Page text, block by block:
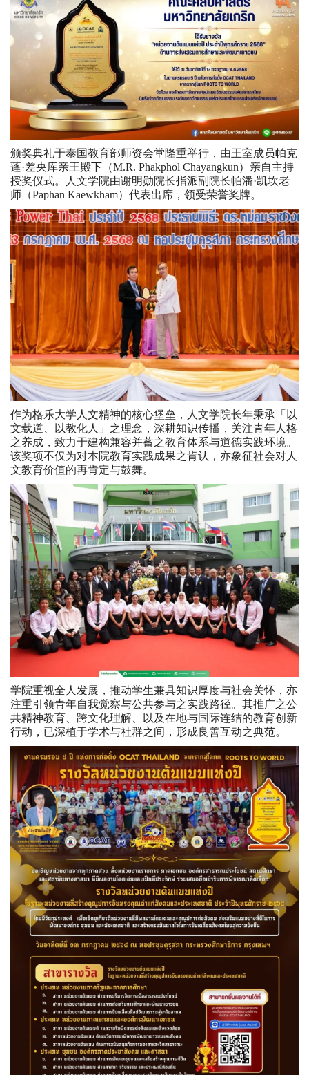
颁奖典礼于泰国教育部师资会堂隆重举行，由王室成员帕克
蓬·差央库亲王殿下（M.R. Phakphol Chayangkun）亲自主持
授奖仪式。人文学院由谢明勋院长指派副院长帕潘·凯坎老
师（Paphan Kaewkham）代表出席，领受荣誉奖牌。
作为格乐大学人文精神的核心堡垒，人文学院长年秉承「以
文载道、以教化人」之理念，深耕知识传播，关注青年人格
之养成，致力于建构兼容并蓄之教育体系与道德实践环境。
该奖项不仅为对本院教育实践成果之肯认，亦象征社会对人
文教育价值的再肯定与鼓舞。
学院重视全人发展，推动学生兼具知识厚度与社会关怀，亦
注重引领青年自我觉察与公共参与之实践路径。其推广之公
共精神教育、跨文化理解、以及在地与国际连结的教育创新
行动，已深植于学术与社群之间，形成良善互动之典范。